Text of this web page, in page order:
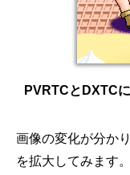
PVRTCとDXTC
画像の変化が分か
を拡大してみます。